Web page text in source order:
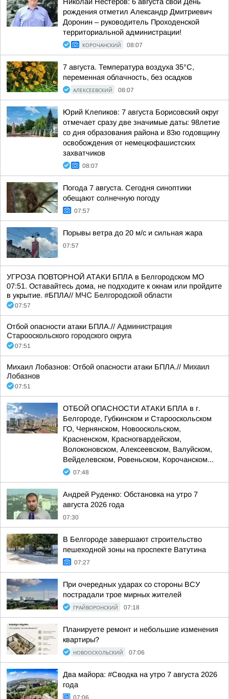
рождения отметил Александр Дмитриевич
Доронин – руководитель Проходенской
территориальной администрации!
КОРОЧАНСКИЙ 08:07
7 августа. Температура воздуха 35°C,
переменная облачность, без осадков
АЛЕКСЕЕВСКИЙ 08:07
Юрий Клепиков: 7 августа Борисовский округ
отмечает сразу две значимые даты: 98летие
со дня образования района и 83ю годовщину
освобождения от немецкофашистских
захватчиков
08:07
Погода 7 августа. Сегодня синоптики
обещают солнечную погоду
07:57
Порывы ветра до 20 м/с и сильная жара
07:57
УГРОЗА ПОВТОРНОЙ АТАКИ БПЛА в Белгородском МО
07:51. Оставайтесь дома, не подходите к окнам или пройдите
в укрытие. #БПЛА// МЧС Белгородской области
07:57
Отбой опасности атаки БПЛА.// Администрация
Старооскольского городского округа
07:51
Михаил Лобазнов: Отбой опасности атаки БПЛА.// Михаил
Лобазнов
07:51
ОТБОЙ ОПАСНОСТИ АТАКИ БПЛА в г.
Белгороде, Губкинском и Старооскольском
ГО, Чернянском, Новооскольском,
Красненском, Красногвардейском,
Волоконовском, Алексеевском, Валуйском,
Вейделевском, Ровеньском, Корочанском...
07:48
Андрей Руденко: Обстановка на утро 7
августа 2026 года
07:30
В Белгороде завершают строительство
пешеходной зоны на проспекте Ватутина
07:27
При очередных ударах со стороны ВСУ
пострадали трое мирных жителей
ГРАЙВОРОНСКИЙ 07:18
Планируете ремонт и небольшие изменения
квартиры?
НОВООСКОЛЬСКИЙ 07:06
Два майора: #Сводка на утро 7 августа 2026
года
07:06